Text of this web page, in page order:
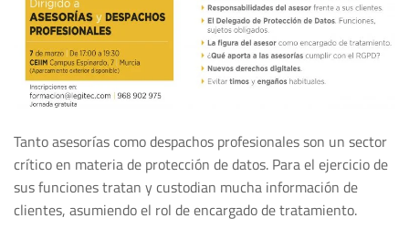
Tanto asesorías como despachos profesionales son un sector
crítico en materia de protección de datos. Para el ejercicio de
sus funciones tratan y custodian mucha información de
clientes, asumiendo el rol de encargado de tratamiento.